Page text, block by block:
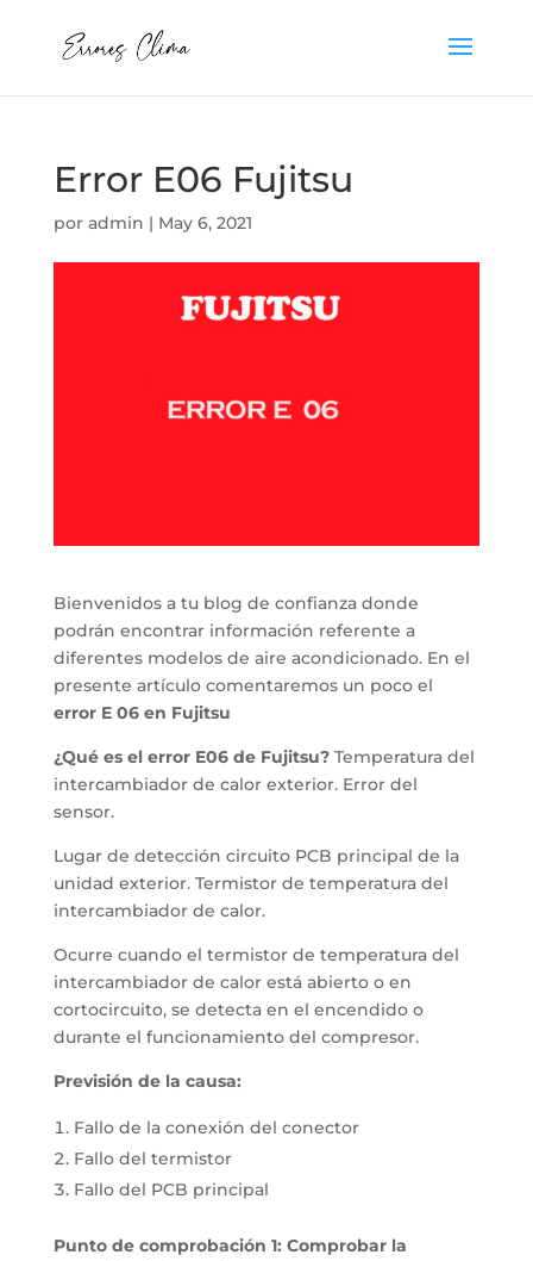
Error E06 Fujitsu
por admin | May 6, 2021
Bienvenidos a tu blog de confianza donde
podrán encontrar información referente a
diferentes modelos de aire acondicionado. En el
presente artículo comentaremos un poco el
error E 06 en Fujitsu
¿Qué es el error E06 de Fujitsu?Temperatura del
intercambiador de calor exterior. Error del
sensor.
Lugar de detección circuito PCB principal de la
unidad exterior. Termistor de temperatura del
intercambiador de calor.
Ocurre cuando el termistor de temperatura del
intercambiador de calor está abierto o en
cortocircuito, se detecta en el encendido o
durante el funcionamiento del compresor.
Previsión de la causa:
Fallo de la conexión del conector
Fallo del termistor
Fallo del PCB principal
Punto de comprobación 1: Comprobar la